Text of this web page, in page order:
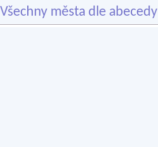
Všechny města dle abecedy